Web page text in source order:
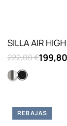
SILLA AIR HIGH
222,00 €
Acero satinado
Negro opaco
REBAJAS